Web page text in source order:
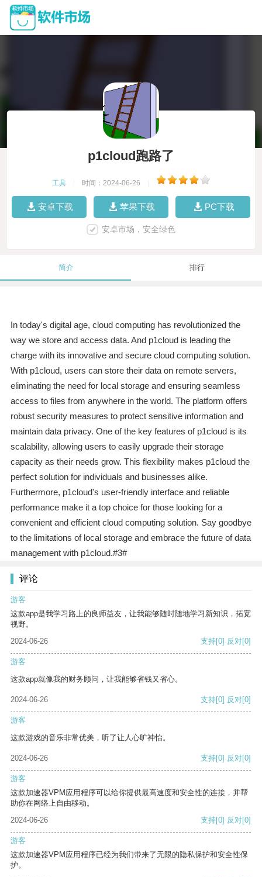
p1cloud跑路了
工具 时间：2024-06-26
安卓下载 苹果下载 PC下载
安卓市场，安全绿色
简介 排行
In today's digital age, cloud computing has revolutionized the
way we store and access data. And p1cloud is leading the
charge with its innovative and secure cloud computing solution.
With p1cloud, users can store their data on remote servers,
eliminating the need for local storage and ensuring seamless
access to files from anywhere in the world. The platform offers
robust security measures to protect sensitive information and
maintain data privacy. One of the key features of p1cloud is its
scalability, allowing users to easily upgrade their storage
capacity as their needs grow. This flexibility makes p1cloud the
perfect solution for individuals and businesses alike.
Furthermore, p1cloud's user-friendly interface and reliable
performance make it a top choice for those looking for a
convenient and efficient cloud computing solution. Say goodbye
to the limitations of local storage and embrace the future of data
management with p1cloud.#3#
评论
游客
这款app是我学习路上的良师益友，让我能够随时随地学习新知识，拓宽
视野。
2024-06-26
支持[0] 反对[0]
游客
这款app就像我的财务顾问，让我能够省钱又省心。
2024-06-26 支持[0] 反对[0]
游客
这款游戏的音乐非常优美，听了让人心旷神怡。
2024-06-26 支持[0] 反对[0]
游客
这款加速器VPM应用程序可以给你提供最高速度和安全性的连接，并帮
助你在网络上自由移动。
2024-06-26
支持[0] 反对[0]
游客
这款加速器VPM应用程序已经为我们带来了无限的隐私保护和安全性保
护。